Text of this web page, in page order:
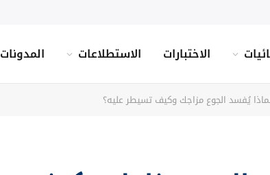
الاختبارات الاستطلاعات المدونات
يُفسد الجوع مزاجك وكيف تسيطر عليه؟